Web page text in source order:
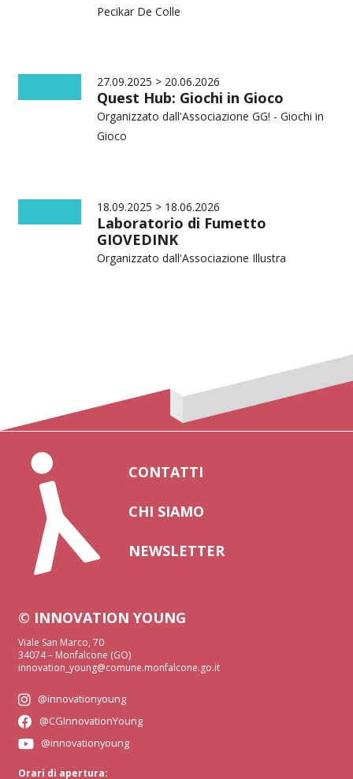
Pecikar De Colle
27.09.2025 > 20.06.2026
Quest Hub: Giochi in Gioco
Organizzato dall'AssociazioneGG! - Giochi in
Gioco
18.09.2025 > 18.06.2026
Laboratorio di Fumetto
GIOVEDINK
Organizzato dall'Associazione Illustra
© INNOVATION YOUNG
Viale San Marco, 70
34074 – Monfalcone (GO)
innovation_young@comune.monfalcone.go.it
@innovationyoung
@CGInnovationYoung
@innovationyoung
Orari di apertura:
CONTATTI
CHI SIAMO
NEWSLETTER